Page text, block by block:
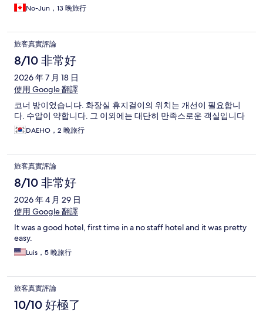
No-Jun，13 晚旅行
旅客真實評論
8/10 非常好
2026 年 7 月 18 日
使用 Google 翻譯
코너 방이었습니다. 화장실 휴지걸이의 위치는 개선이 필요합니
다. 수압이 약합니다. 그 이외에는 대단히 만족스로운 객실입니다
DAEHO，2 晚旅行
旅客真實評論
8/10 非常好
2026 年 4 月 29 日
使用 Google 翻譯
It was a good hotel, first time in a no staff hotel and it was pretty
easy.
Luis，5 晚旅行
旅客真實評論
10/10 好極了